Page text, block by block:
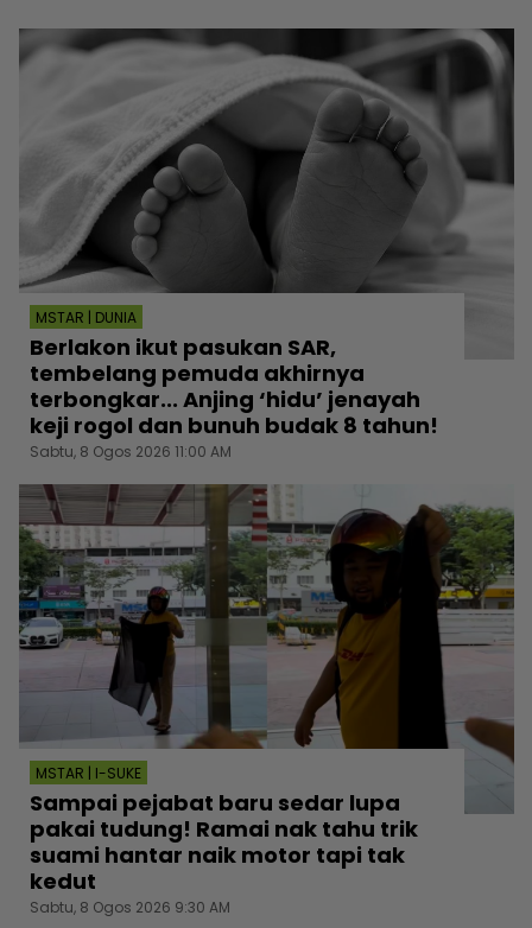
MSTAR | DUNIA
Berlakon ikut pasukan SAR,
tembelang pemuda akhirnya
terbongkar... Anjing ‘hidu’ jenayah
keji rogol dan bunuh budak 8 tahun!
Sabtu, 8 Ogos 2026 11:00 AM
MSTAR | I-SUKE
Sampai pejabat baru sedar lupa
pakai tudung! Ramai nak tahu trik
suami hantar naik motor tapi tak
kedut
Sabtu, 8 Ogos 2026 9:30 AM